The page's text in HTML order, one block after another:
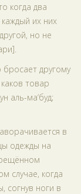
когда два
их них
но не
бросает другому
товар
аль-ма‘буд;
в
одежды на
случае, когда
согнув ноги в